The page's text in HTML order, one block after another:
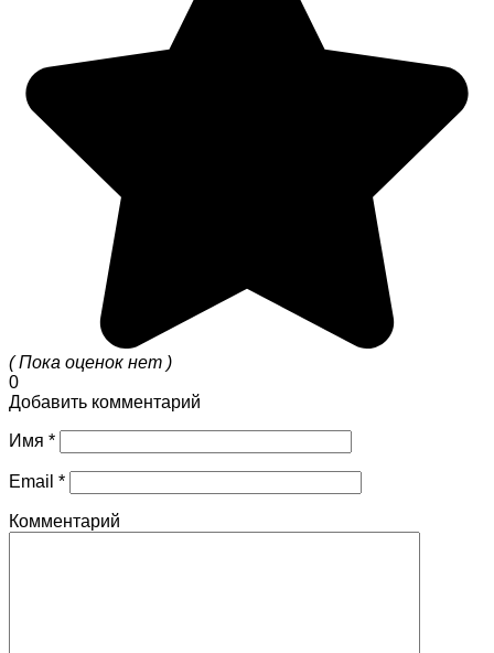
( Пока оценок нет )
0
Добавить комментарий
Имя *
Email *
Комментарий